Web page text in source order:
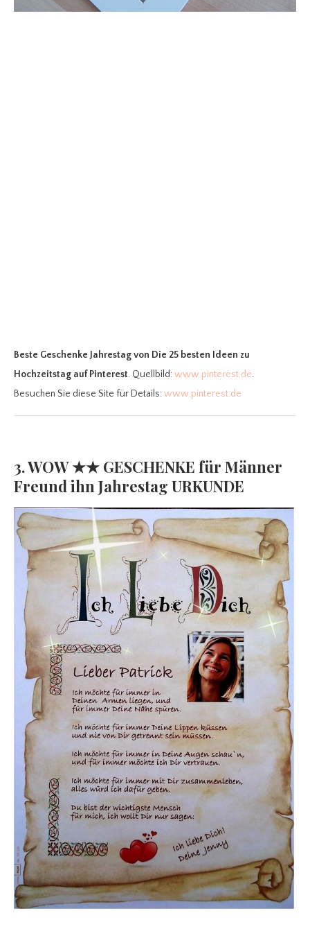
Beste Geschenke Jahrestagvon Die 25 besten Ideen zu
Hochzeitstag auf Pinterest. Quellbild:www.pinterest.de.
Besuchen Sie diese Site für Details:www.pinterest.de
3. WOW ★★ GESCHENKE für Männer
Freund ihn Jahrestag URKUNDE